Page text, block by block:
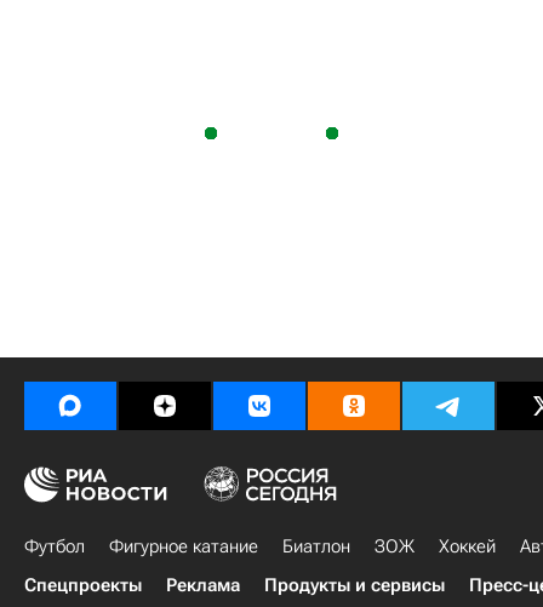
Футбол Фигурное катание Биатлон ЗОЖ Хоккей
Спецпроекты
Реклама Продукты и сервисы Пресс-